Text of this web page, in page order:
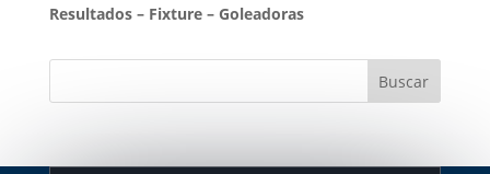
Resultados– Fixture– Goleadoras